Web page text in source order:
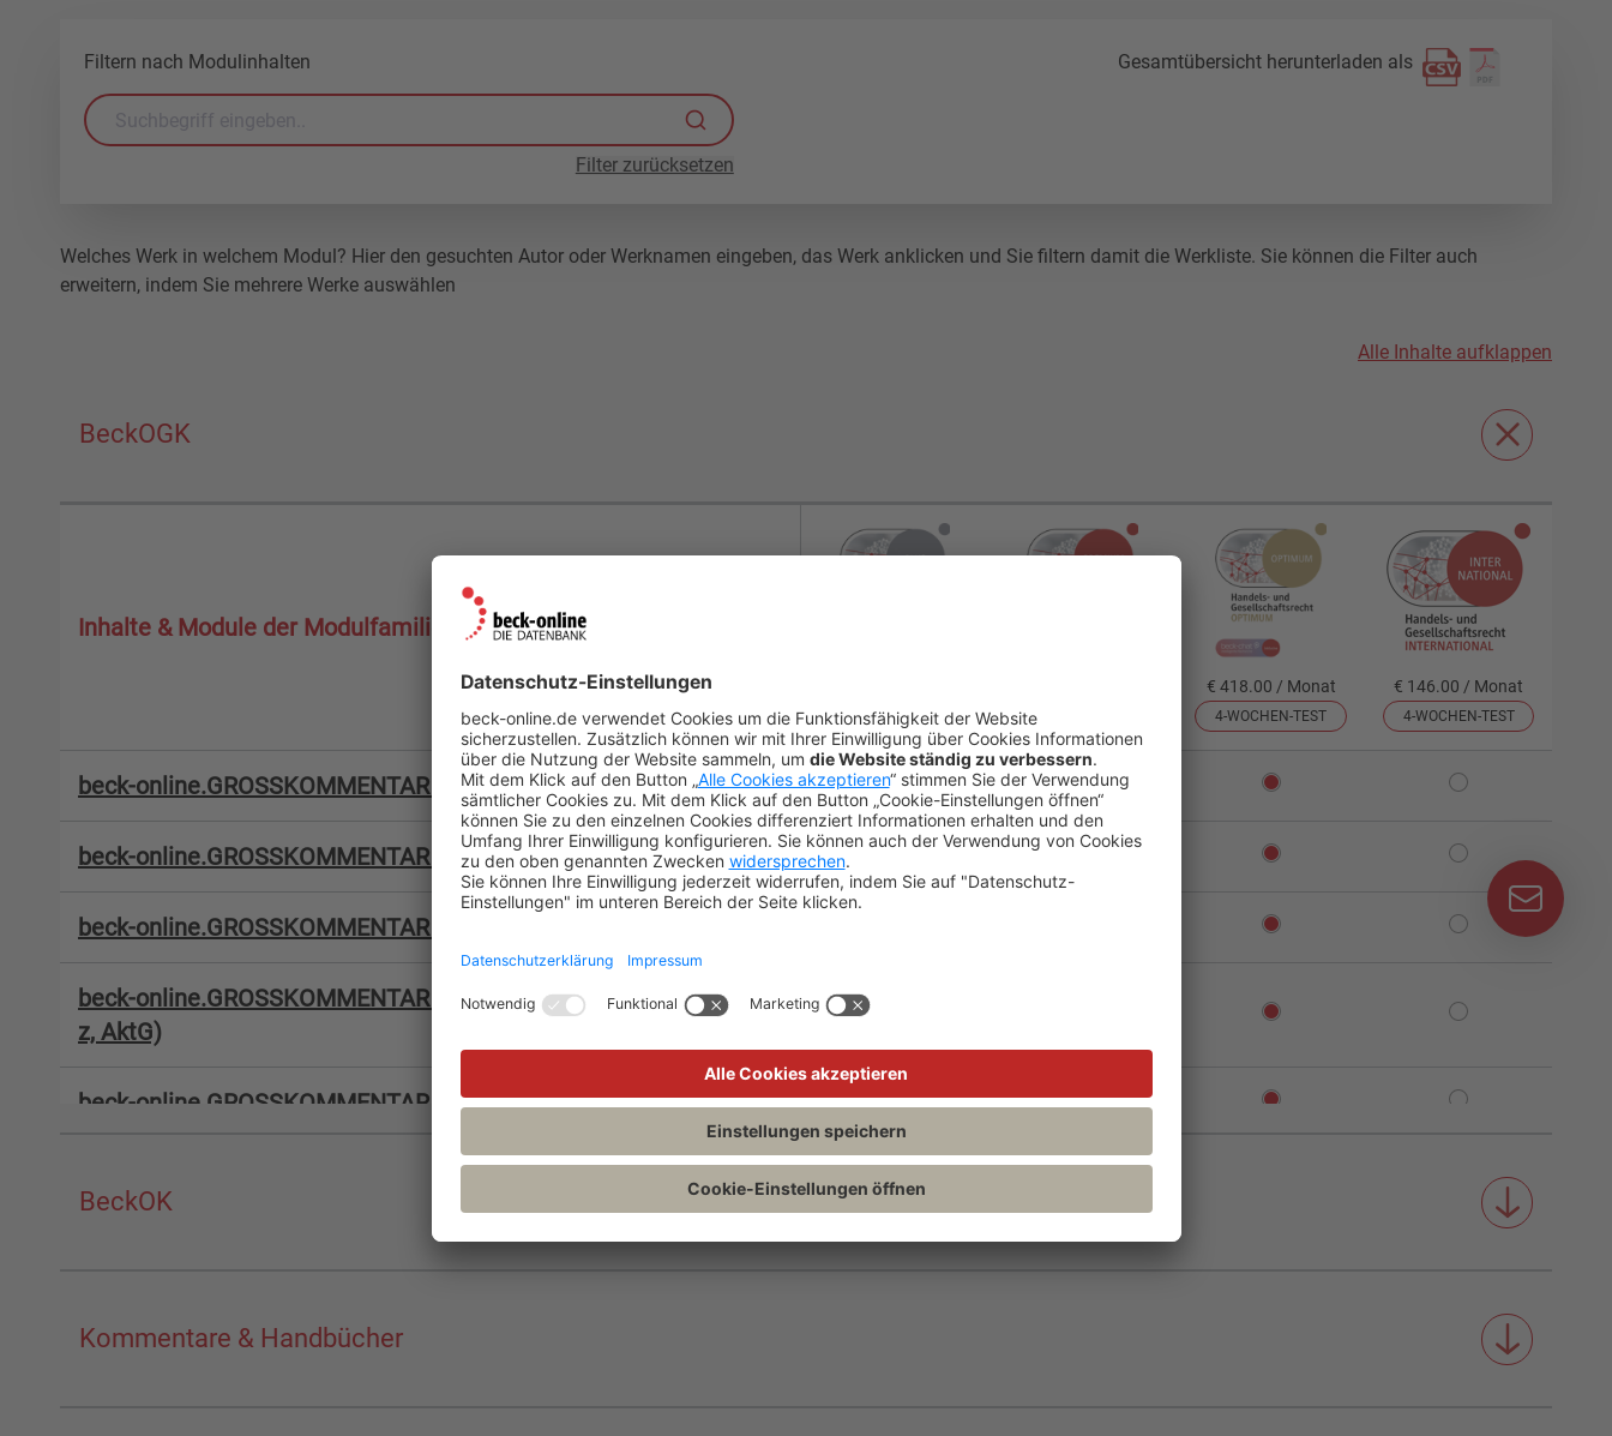
Filtern nach Modulinhalten
Filter zurücksetzen
Gesamtübersicht herunterladen als
Welches Werk in welchem Modul? Hier den gesuchten Autor oder Werknamen eingeben, das Werk anklicken und Sie filtern damit die Werkliste. Sie können die Filter auch
erweitern, indem Sie mehrere Werke auswählen
Alle Inhalte aufklappen
BeckOGK
Inhalte & Module der Modulfamilie
4-WOCHEN-TEST 4-WOCHEN-TEST
€ 418.00 / Monat
4-WOCHEN-TEST
€ 146.00 / Monat
4-WOCHEN-TEST
beck-online.GROSSKOMMENTAR | ABBergV
beck-online.GROSSKOMMENTAR | Abschlussprüfungs-VO
beck-online.GROSSKOMMENTAR | ADSp 2017
beck-online.GROSSKOMMENTAR | AktG (vormals Spindler/Stil
z, AktG)
beck-online.GROSSKOMMENTAR | BBergG
beck-online.GROSSKOMMENTAR | BoersG
beck-online.GROSSKOMMENTAR | CIM
BeckOK
Kommentare & Handbücher